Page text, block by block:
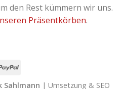
den Rest kümmern wir uns.
Präsentkörben.
Sahlmann | Umsetzung & SEO